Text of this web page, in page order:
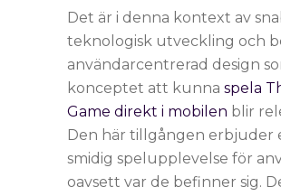
Det är i denna kontext av
teknologisk utveckling och
användarcentrerad design
konceptet att kunna spela
Game direkt i mobilen blir
Den här tillgången erbjuder
smidig spelupplevelse för
oavsett var de befinner sig.